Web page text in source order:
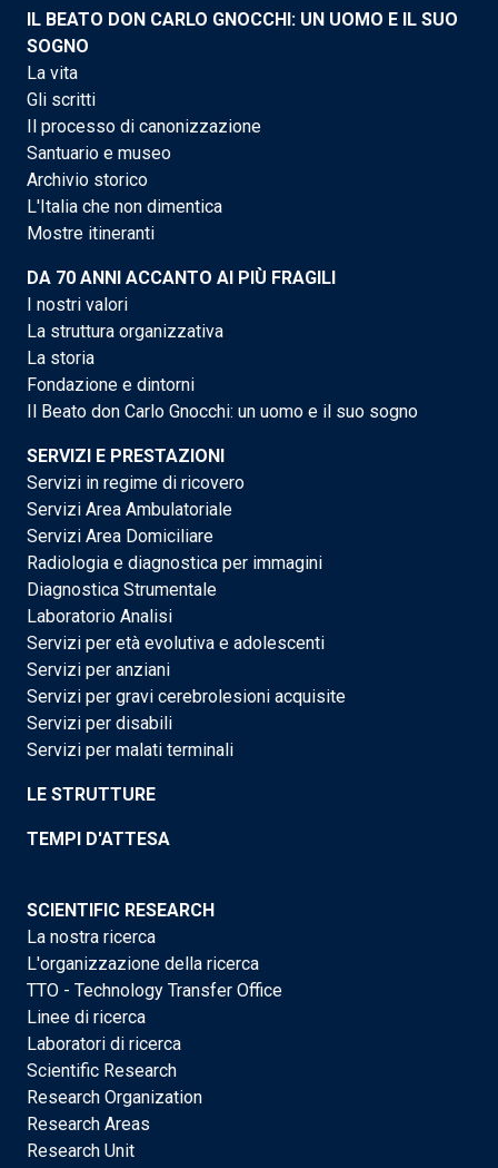
IL BEATO DON CARLO GNOCCHI: UN UOMO E IL SUO
SOGNO
La vita
Gli scritti
Il processo di canonizzazione
Santuario e museo
Archivio storico
L'Italia che non dimentica
Mostre itineranti
DA 70 ANNI ACCANTO AI PIÙ FRAGILI
I nostri valori
La struttura organizzativa
La storia
Fondazione e dintorni
Il Beato don Carlo Gnocchi: un uomo e il suo sogno
SERVIZI E PRESTAZIONI
Servizi in regime di ricovero
Servizi Area Ambulatoriale
Servizi Area Domiciliare
Radiologia e diagnostica per immagini
Diagnostica Strumentale
Laboratorio Analisi
Servizi per età evolutiva e adolescenti
Servizi per anziani
Servizi per gravi cerebrolesioni acquisite
Servizi per disabili
Servizi per malati terminali
LE STRUTTURE
TEMPI D'ATTESA
SCIENTIFIC RESEARCH
La nostra ricerca
L'organizzazione della ricerca
TTO - Technology Transfer Office
Linee di ricerca
Laboratori di ricerca
Scientific Research
Research Organization
Research Areas
Research Unit